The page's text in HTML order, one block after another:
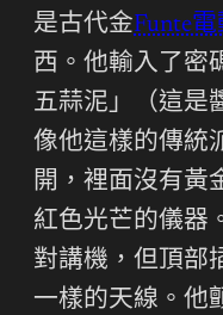
是古代金Funte
西。他輸入了密
五蒜泥」（這是
像他這樣的傳統
開，裡面沒有黃
紅色光芒的儀器
對講機，但頂部
一樣的天線。他